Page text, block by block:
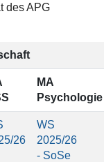
des APG
MA
Psychologie
26
WS
2025/26
- SoSe